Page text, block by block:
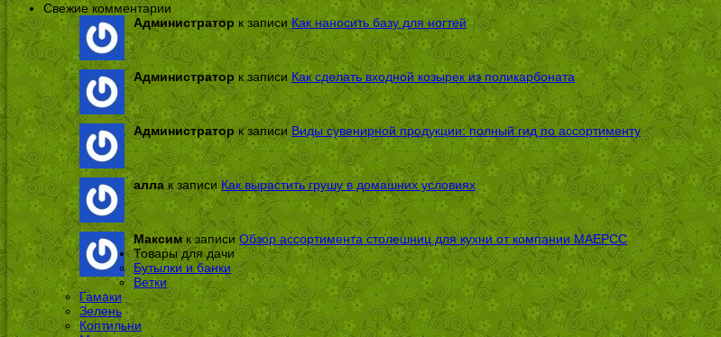
Свежие комментарии
Администраторк записиКак наносить базу для ногтей
Администратор к записи Как сделать входной козырек из поликарбоната
Администраторк записи Виды сувенирной продукции: полный гид по ассортименту
аллак записи Как вырастить грушу в домашних условиях
Максимк записи Обзор ассортимента столешниц для кухни от компании МАЕРСС
Товары для дачи
Бутылки и банки
Ветки
Гамаки
Зелень
Коптильни